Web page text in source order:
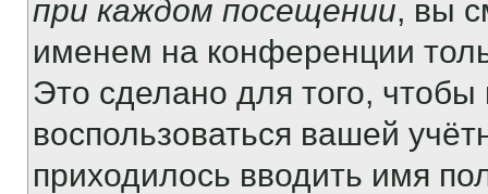
при каждом посещении, вы
именем на конференции
Это сделано для того, чтобы
воспользоваться вашей
приходилось вводить имя